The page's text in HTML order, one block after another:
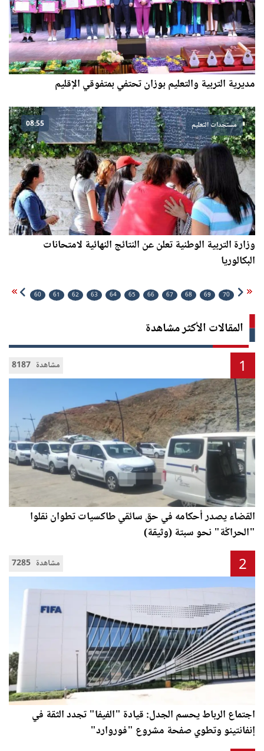
مديرية التربية والتعليم بوزان تحتفي بمتفوقي الإقليم
مستجدات التعليم 08:55
وزارة التربية الوطنية تعلن عن النتائج النهائية لامتحانات
البكالوريا
60 61 62 63 64 65 66 67 68 69 70
المقالات الأكثر مشاهدة
8187 مشاهدة 1
القضاء يصدر أحكامه في حق سائقي طاكسيات تطوان نقلوا
"الحراݣة" نحو سبتة (وثيقة)
7285 مشاهدة 2
اجتماع الرباط يحسم الجدل: قيادة "الفيفا" تجدد الثقة في
إنفانتينو وتطوي صفحة مشروع "فوروارد"